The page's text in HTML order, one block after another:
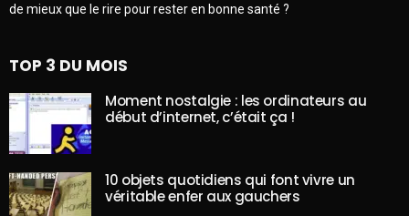
de mieux que le rire pour rester en bonne santé ?
TOP 3 DU MOIS
Moment nostalgie : les ordinateurs au
début d’internet, c’était ça !
10 objets quotidiens qui font vivre un
véritable enfer aux gauchers